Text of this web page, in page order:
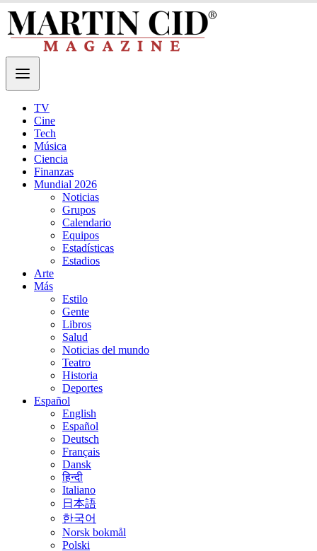
TV
Cine
Tech
Música
Ciencia
Finanzas
Mundial 2026
Noticias
Grupos
Calendario
Equipos
Estadísticas
Estadios
Arte
Más
Estilo
Gente
Libros
Salud
Noticias del mundo
Teatro
Historia
Deportes
Español
English
Español
Deutsch
Français
Dansk
हिन्दी
Italiano
日本語
한국어
Norsk bokmål
Polski